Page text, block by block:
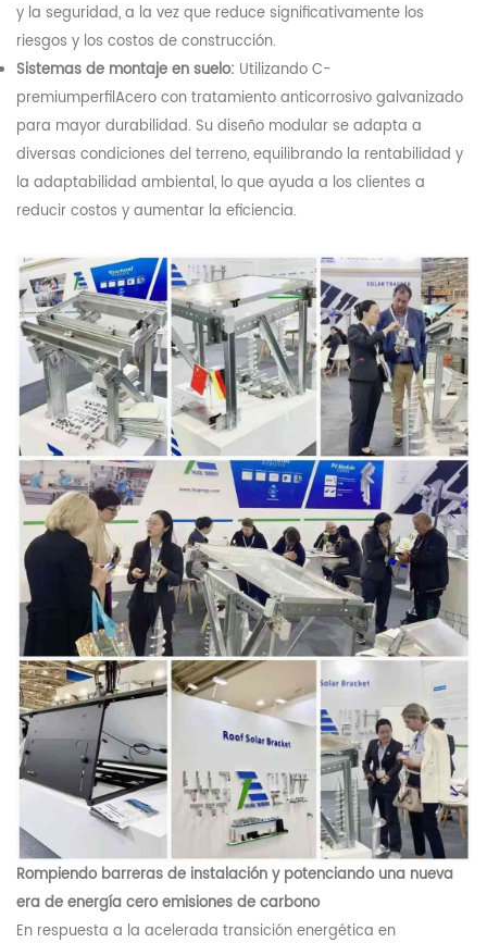
y la seguridad, a la vez que reduce significativamente los
riesgos y los costos de construcción.
Sistemas de montaje en suelo: Utilizando C-
premiumperfilAcero con tratamiento anticorrosivo galvanizado
para mayor durabilidad. Su diseño modular se adapta a
diversas condiciones del terreno, equilibrando la rentabilidad y
la adaptabilidad ambiental, lo que ayuda a los clientes a
reducir costos y aumentar la eficiencia.
Rompiendo barreras de instalación y potenciando una nueva
era de energía cero emisiones de carbono
En respuesta a la acelerada transición energética en